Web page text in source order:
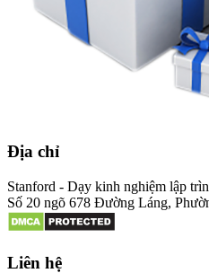
Địa chỉ
Stanford - Dạy kinh nghiệm lập
Số 20 ngõ 678 Đường Láng,
Liên hệ